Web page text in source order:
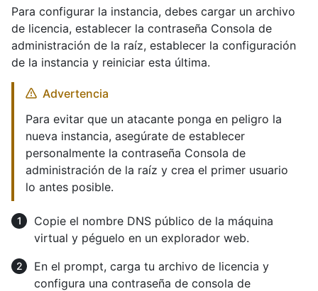
Para configurar la instancia, debes cargar un archivo
de licencia, establecer la contraseña Consola de
administración de la raíz, establecer la configuración
de la instancia y reiniciar esta última.
Advertencia
Para evitar que un atacante ponga en peligro la
nueva instancia, asegúrate de establecer
personalmente la contraseña Consola de
administración de la raíz y crea el primer usuario
lo antes posible.
Copie el nombre DNS público de la máquina
virtual y péguelo en un explorador web.
En el prompt, carga tu archivo de licencia y
configura una contraseña de consola de